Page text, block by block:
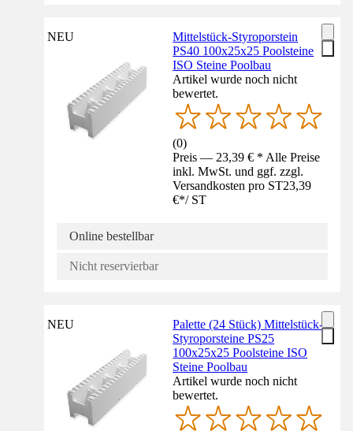
NEU
Mittelstück-Styroporstein
PS40 100x25x25 Poolsteine
ISO Steine Poolbau
Artikel wurde noch nicht
bewertet.
(0)
Preis — 23,39 € * Alle Preise
inkl. MwSt. und ggf. zzgl.
Versandkosten pro ST23,39
€*/ ST
Online bestellbar
Nicht reservierbar
NEU
Palette (24 Stück) Mittelstück-
Styroporsteine PS25
100x25x25 Poolsteine ISO
Steine Poolbau
Artikel wurde noch nicht
bewertet.